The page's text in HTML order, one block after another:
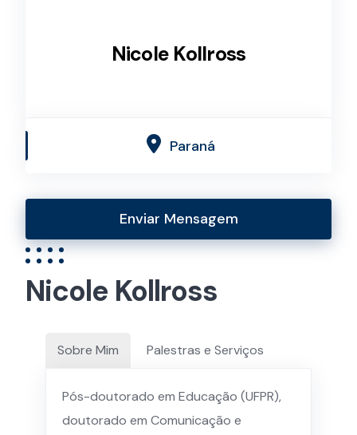
Nicole Kollross
Paraná
Enviar Mensagem
Nicole Kollross
Sobre Mim Palestras e Serviços
Pós-doutorado em Educação (UFPR),
doutorado em Comunicação e